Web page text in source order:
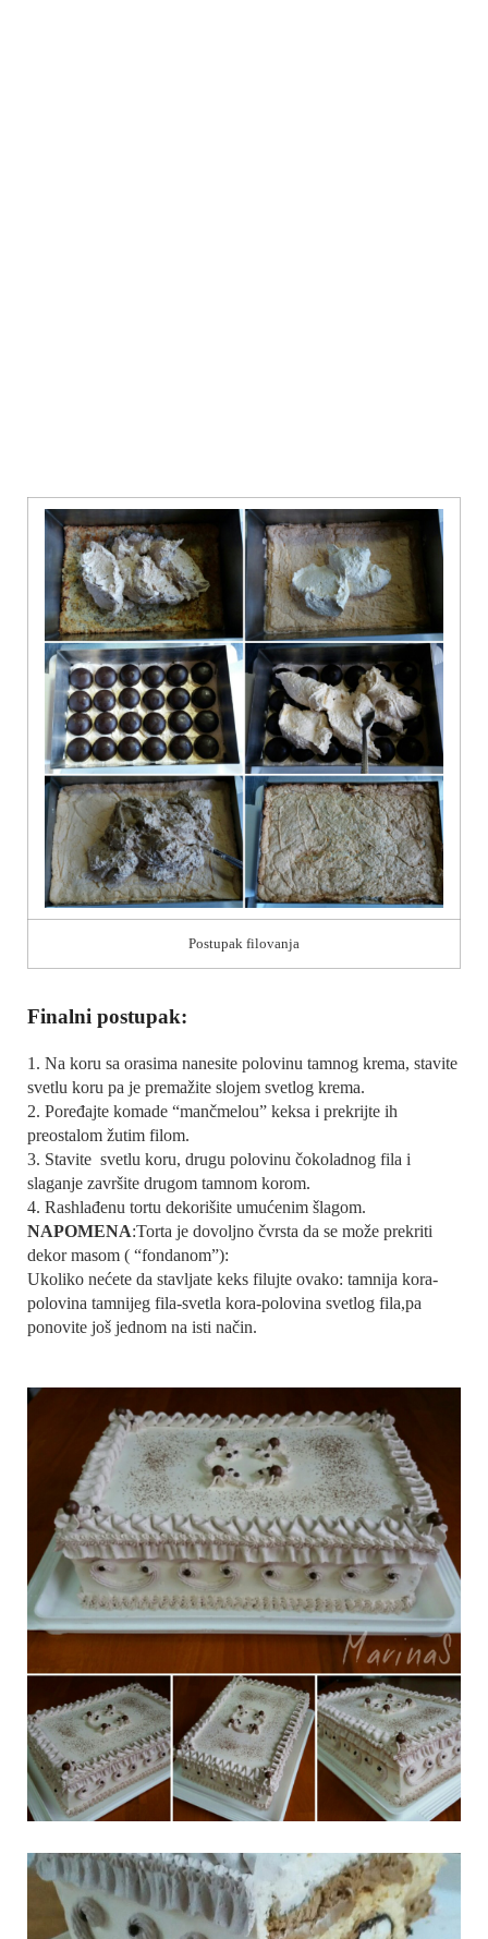
Postupak filovanja
Finalni postupak:
1. Na koru sa orasima nanesite polovinu tamnog krema, stavite
svetlu koru pa je premažite slojem svetlog krema.
2. Poređajte komade “mančmelou” keksa i prekrijte ih
preostalom žutim filom.
3. Stavite svetlu koru, drugu polovinu čokoladnog fila i
slaganje završite drugom tamnom korom.
4. Rashlađenu tortu dekorišite umućenim šlagom.
NAPOMENA:Torta je dovoljno čvrsta da se može prekriti
dekor masom ( “fondanom”):
Ukoliko nećete da stavljate keks filujte ovako: tamnija kora-
polovina tamnijeg fila-svetla kora-polovina svetlog fila,pa
ponovite još jednom na isti način.